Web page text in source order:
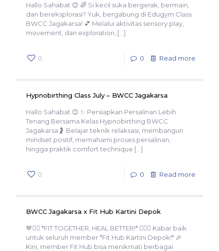
Hallo Sahabat 😊 🌈 Si kecil suka bergerak, bermain,
dan bereksplorasi? Yuk, bergabung di Edugym Class
BWCC Jagakarsa! 💕 Melalui aktivitas sensory play,
movement, dan exploration, […]
0 0 Read more
Hypnobirthing Class July – BWCC Jagakarsa
Hallo Sahabat 😊 ✨ Persiapkan Persalinan Lebih
Tenang Bersama Kelas Hypnobirthing BWCC
Jagakarsa🤰 Belajar teknik relaksasi, membangun
mindset positif, memahami proses persalinan,
hingga praktik comfort technique […]
0 0 Read more
BWCC Jagakarsa x Fit Hub Kartini Depok
💙🏋️‍♀️ *FIT TOGETHER, HEAL BETTER!* 🏋️‍♂️💙 Kabar baik
untuk seluruh member *Fit Hub Kartini Depok!* 🎉
Kini, member Fit Hub bisa menikmati berbagai